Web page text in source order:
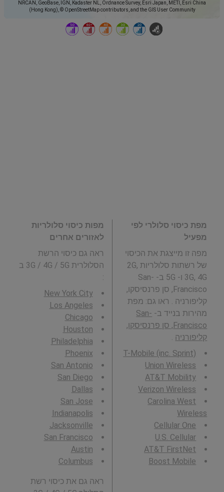
NRCAN, GeoBase, IGN, Kadaster NL, Ordnance Survey, Esri Japan, METI, Esri China
(Hong Kong), © OpenStreetMap contributors, and the GIS User Community
מפת כיסוי סלולרי לפי
מפעיל
מפה זו מייצגת את הכיסוי
של רשתות סלולריות 2G,
3G, 4G ו- 5G ב- San-
Francisco, סן פרנסיסקו,
קליפורניה . ראו גם: מפת
מהירות בנייד ב- San-
Francisco, סן פרנסיסקו,
קליפורניה .
T-Mobile (inc. Sprint)
Union Wireless
AT&T Mobility
Verizon Wireless
Carolina West
Wireless
Cellular One
U.S. Cellular
AT&T FirstNet
Boost Mobile
מפות כיסוי סלולריות
לאזורים אחרים
ראה גם כיסוי הרשת
הסלולרית 3G / 4G / 5G ב
:
New York City
Los Angeles
Chicago
Houston
Philadelphia
Phoenix
San Antonio
San Diego
Dallas
San Jose
Indianapolis
Jacksonville
San Francisco
Austin
Columbus
ראה גם את כיסוי רשת